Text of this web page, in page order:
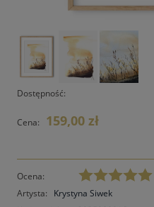
Dostępność:
Cena: 159,00 zł
Ocena:
Artysta:
Krystyna Siwek